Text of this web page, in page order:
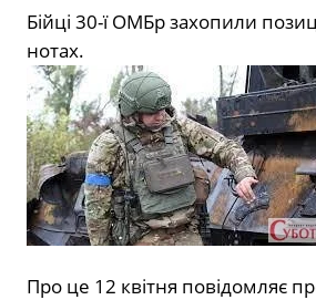
Бійці 30-ї ОМБр захопили
нотах.
Про це 12 квітня повідомляє